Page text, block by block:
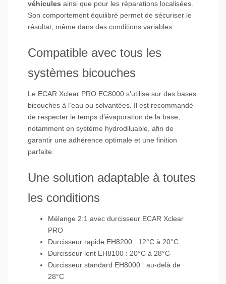
véhicules ainsi que pour les réparations localisées.
Son comportement équilibré permet de sécuriser le
résultat, même dans des conditions variables.
Compatible avec tous les
systèmes bicouches
Le ECAR Xclear PRO EC8000 s’utilise sur des bases
bicouches à l’eau ou solvantées. Il est recommandé
de respecter le temps d’évaporation de la base,
notamment en système hydrodiluable, afin de
garantir une adhérence optimale et une finition
parfaite.
Une solution adaptable à toutes
les conditions
Mélange 2:1 avec durcisseur ECAR Xclear
PRO
Durcisseur rapide EH8200 : 12°C à 20°C
Durcisseur lent EH8100 : 20°C à 28°C
Durcisseur standard EH8000 : au-delà de
28°C